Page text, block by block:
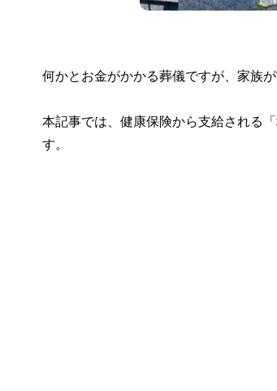
何かとお金がかかる葬儀ですが、家族
本記事では、健康保険から支給される
す。